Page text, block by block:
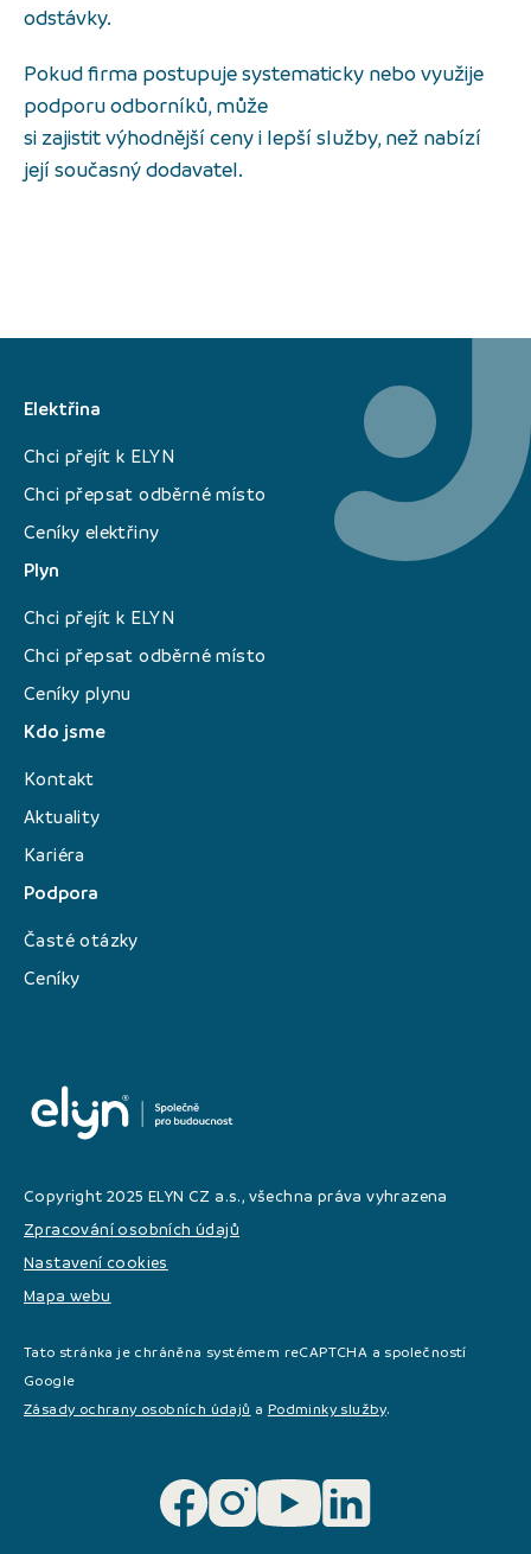
odstávky.
Pokud firma postupuje systematicky nebo využije
podporu odborníků, může
si zajistit výhodnější ceny i lepší služby, než nabízí
její současný dodavatel.
Elektřina
Chci přejít k ELYN
Chci přepsat odběrné místo
Ceníky elektřiny
Plyn
Chci přejít k ELYN
Chci přepsat odběrné místo
Ceníky plynu
Kdo jsme
Kontakt
Aktuality
Kariéra
Podpora
Časté otázky
Ceníky
Copyright 2025 ELYN CZ a.s., všechna práva vyhrazena
Zpracování osobních údajů
Nastavení cookies
Mapa webu
Tato stránka je chráněna systémem reCAPTCHA a společností
Google
Zásady ochrany osobních údajů a Podminky služby.